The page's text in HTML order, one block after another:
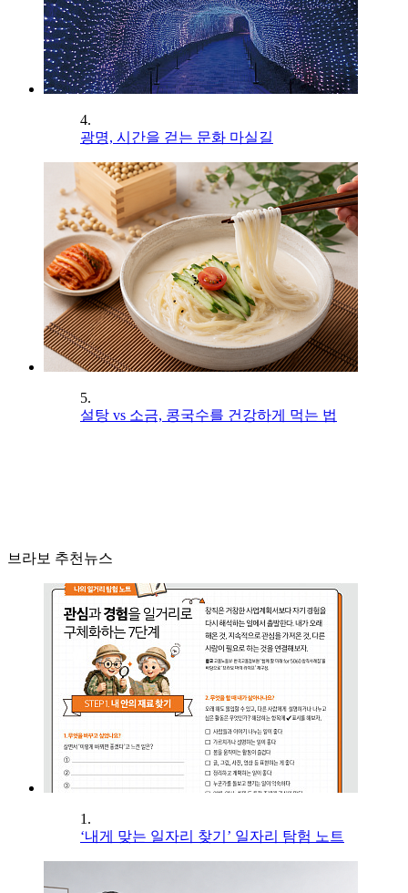
4.
광명, 시간을 걷는 문화 마실길
5.
설탕 vs 소금, 콩국수를 건강하게 먹는 법
브라보 추천뉴스
1.
‘내게 맞는 일자리 찾기’ 일자리 탐험 노트